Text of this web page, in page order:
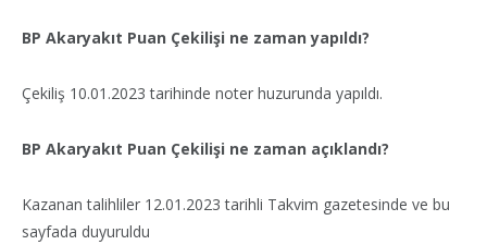
BP Akaryakıt Puan Çekilişi ne zaman yapıldı?
Çekiliş 10.01.2023 tarihinde noter huzurunda yapıldı.
BP Akaryakıt Puan Çekilişi ne zaman açıklandı?
Kazanan talihliler 12.01.2023 tarihli Takvim gazetesinde ve bu
sayfada duyuruldu